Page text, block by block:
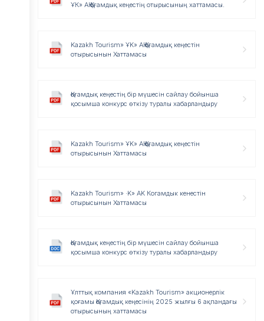
ҰК» АҚ Қоғамдық кеңестің отырысының хаттамасы.
Kazakh Tourism» ҰK» AҚ Қоғамдық кеңестін
отырысынын Хаттамасы
Қоғамдық кеңестің бір мүшесін сайлау бойынша
қосымша конкурс өткізу туралы хабарландыру
Kazakh Tourism» ҰK» AҚ Қоғамдық кеңестін
отырысынын Хаттамасы
Kazakh Tourism» ·K» AK Когамдык кенестін
отырысынын Хаттамасы
Қоғамдық кеңестің бір мүшесін сайлау бойынша
қосымша конкурс өткізу туралы хабарландыру
Ұлттық компания «Kazakh Tourism» акционерлік
қоғамы Қоғамдық кеңесінің 2025 жылғы 6 ақпандағы
отырысының хаттамасы